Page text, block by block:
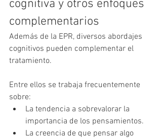
cognitiva y otros enfoques
complementarios
Además de la EPR, diversos abordajes
cognitivos pueden complementar el
tratamiento.
Entre ellos se trabaja frecuentemente
sobre:
La tendencia a sobrevalorar la
importancia de los pensamientos.
La creencia de que pensar algo